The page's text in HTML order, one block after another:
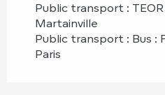
Public transport :
Martainville
Public transport : Bus :
Paris